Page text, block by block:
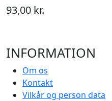
93,00 kr.
INFORMATION
Om os
Kontakt
Vilkår og person data